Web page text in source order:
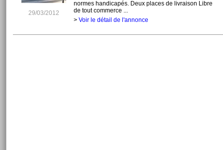
29/03/2012
normes handicapés. Deux places de livraison Libre
de tout commerce ...
> Voir le détail de l'annonce